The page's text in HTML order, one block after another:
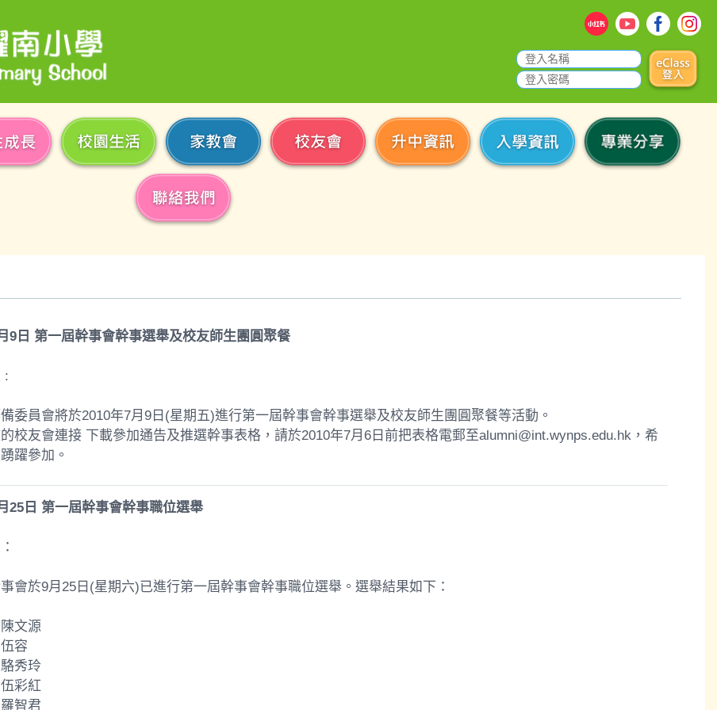
9 日 第一屆幹事會幹事選舉及校友師生團圓聚餐
:
委員會將於2010年7月9日(星期五)進行第一屆幹事會幹事選舉及校友師生團圓聚餐等活動。
校友會連接 下載參加通告及推選幹事表格，請於2010年7月6日前把表格電郵至alumni@int.wynps.edu.hk，希
躍參加。
25 日 第一屆幹事會幹事職位選舉
會於9月25日(星期六)已進行第一屆幹事會幹事職位選舉。選舉結果如下：
陳文源
伍容
駱秀玲
伍彩紅
羅智君